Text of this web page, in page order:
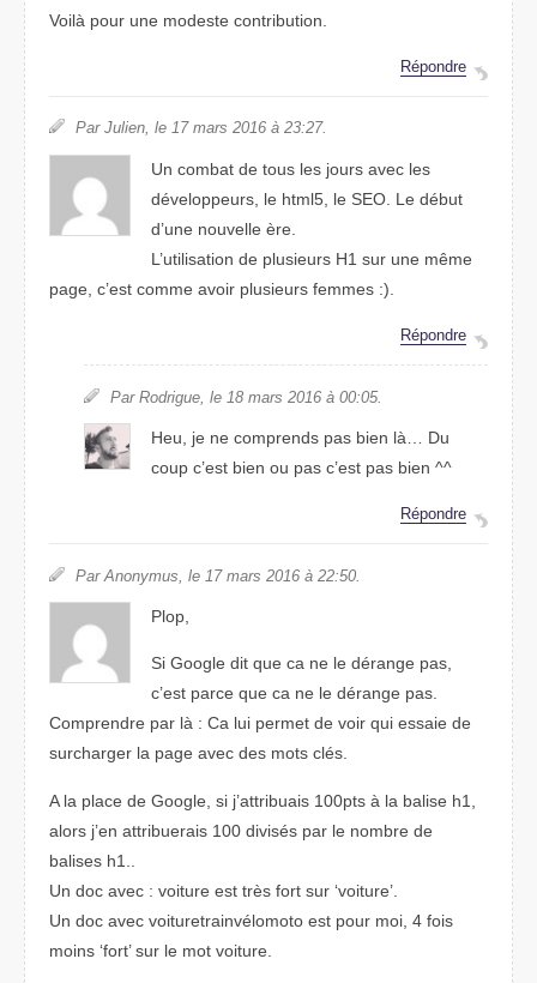
Voilà pour une modeste contribution.
Répondre
Par Julien, le 17 mars 2016 à 23:27.
Un combat de tous les jours avec les
développeurs, le html5, le SEO. Le début
d’une nouvelle ère.
L’utilisation de plusieurs H1 sur une même
page, c’est comme avoir plusieurs femmes :).
Répondre
Par Rodrigue, le 18 mars 2016 à 00:05.
Heu, je ne comprends pas bien là… Du
coup c’est bien ou pas c’est pas bien ^^
Répondre
Par Anonymus, le 17 mars 2016 à 22:50.
Plop,
Si Google dit que ca ne le dérange pas,
c’est parce que ca ne le dérange pas.
Comprendre par là : Ca lui permet de voir qui essaie de
surcharger la page avec des mots clés.
A la place de Google, si j’attribuais 100pts à la balise h1,
alors j’en attribuerais 100 divisés par le nombre de
balises h1..
Un doc avec : voiture est très fort sur ‘voiture’.
Un doc avec voituretrainvélomoto est pour moi, 4 fois
moins ‘fort’ sur le mot voiture.